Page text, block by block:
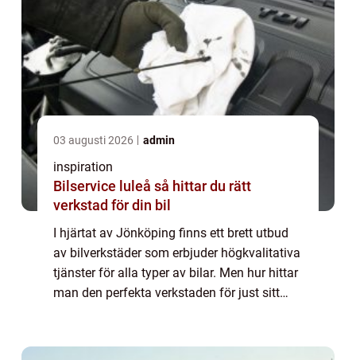
03 augusti 2026 admin
inspiration
Bilservice luleå så hittar du rätt
verkstad för din bil
I hjärtat av Jönköping finns ett brett utbud
av bilverkstäder som erbjuder högkvalitativa
tjänster för alla typer av bilar. Men hur hittar
man den perfekta verkstaden för just sitt